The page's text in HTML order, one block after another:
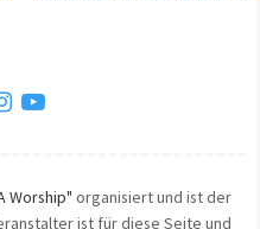
Worship" organisiert und ist der
ist für diese Seite und